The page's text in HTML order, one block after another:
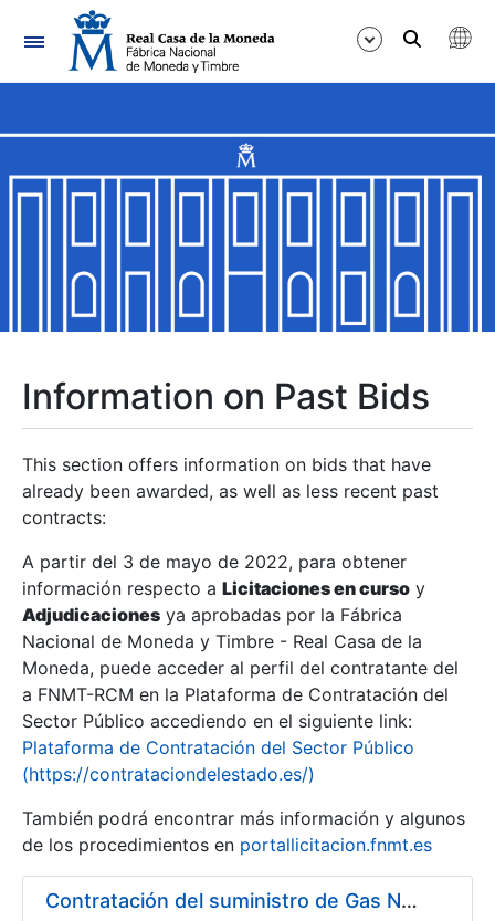
Navigation
Show/Hide
Show/Hide
Show/Hide
Show/Hide
Show/Hide
Information on Past Bids
This section offers information on bids that have
already been awarded, as well as less recent past
contracts:
A partir del 3 de mayo de 2022, para obtener
información respecto a Licitaciones en curso y
Adjudicaciones ya aprobadas por la Fábrica
Nacional de Moneda y Timbre - Real Casa de la
Moneda, puede acceder al perfil del contratante del
a FNMT-RCM en la Plataforma de Contratación del
Sector Público accediendo en el siguiente link:
Plataforma de Contratación del Sector Público
(https://contrataciondelestado.es/)
También podrá encontrar más información y algunos
de los procedimientos en portallicitacion.fnmt.es
Contratación del suministro de Gas Natural a los diferentes centros de trabajo de la FNMT-RCM